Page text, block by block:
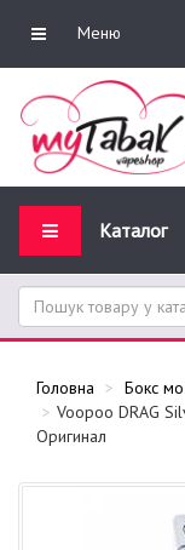
Меню
Каталог
Головна
Бокс
Voopoo DRAG
Оригинал